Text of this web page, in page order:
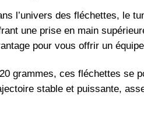
l’univers des fléchettes, le
une prise en main
pour vous offrir un
grammes, ces fléchettes se
stable et puissante,